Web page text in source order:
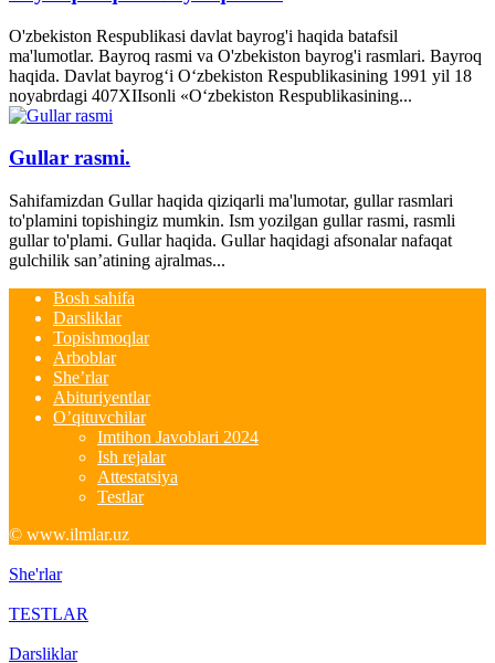
O'zbekiston Respublikasi davlat bayrog'i haqida batafsil
ma'lumotlar. Bayroq rasmi va O'zbekiston bayrog'i rasmlari. Bayroq
haqida. Davlat bayrog‘i O‘zbekiston Respublikasining 1991 yil 18
noyabrdagi 407­XII­sonli «O‘zbekiston Respublikasining...
Gullar rasmi.
Sahifamizdan Gullar haqida qiziqarli ma'lumotar, gullar rasmlari
to'plamini topishingiz mumkin. Ism yozilgan gullar rasmi, rasmli
gullar to'plami. Gullar haqida. Gullar haqidagi afsonalar nafaqat
gulchilik san’atining ajralmas...
Bosh sahifa
Darsliklar
Topishmoqlar
Arboblar
She’rlar
Abituriyentlar
O’qituvchilar
Imtihon Javoblari 2024
Ish rejalar
Attestatsiya
Testlar
© www.ilmlar.uz
She'rlar
TESTLAR
Darsliklar